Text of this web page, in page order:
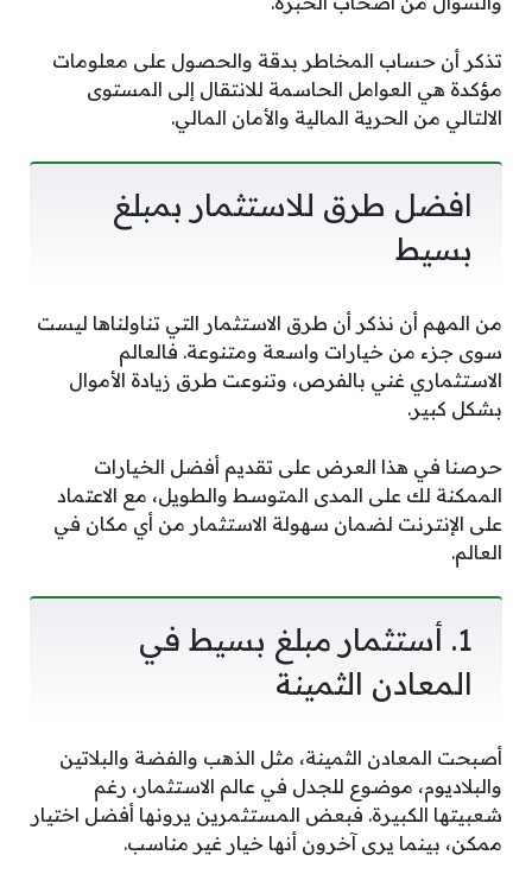
تذكر أن حساب المخاطر بدقة والحصول على معلومات
مؤكدة هي العوامل الحاسمة للانتقال إلى المستوى
الالتالي من الحرية المالية والأمان المالي.
افضل طرق للاستثمار بمبلغ
بسيط
من المهم أن نذكر أن طرق الاستثمار التي تناولناها ليست
سوى جزء من خيارات واسعة ومتنوعة. فالعالم
الاستثماري غني بالفرص، وتنوعت طرق زيادة الأموال
بشكل كبير.
حرصنا في هذا العرض على تقديم أفضل الخيارات
الممكنة لك على المدى المتوسط والطويل، مع الاعتماد
على الإنترنت لضمان سهولة الاستثمار من أي مكان في
العالم.
1. أستثمار مبلغ بسيط في
المعادن الثمينة
أصبحت المعادن الثمينة، مثل الذهب والفضة والبلاتين
والبلاديوم، موضوع للجدل في عالم الاستثمار، رغم
شعبيتها الكبيرة. فبعض المستثمرين يرونها أفضل اختيار
ممكن، بينما يرى آخرون أنها خيار غير مناسب.